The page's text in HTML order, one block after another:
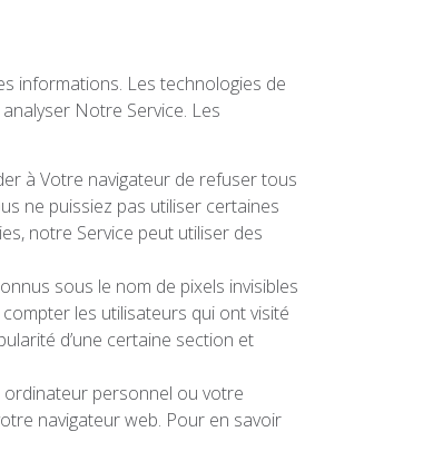
informations. Les technologies de
Notre Service. Les
à Votre navigateur de refuser tous
ne puissiez pas utiliser certaines
notre Service peut utiliser des
sous le nom de pixels invisibles
les utilisateurs qui ont visité
d’une certaine section et
ordinateur personnel ou votre
navigateur web. Pour en savoir